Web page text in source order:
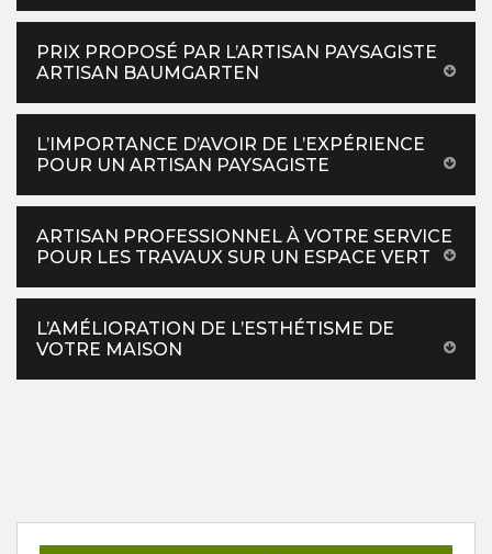
PRIX PROPOSÉ PAR L’ARTISAN PAYSAGISTE
ARTISAN BAUMGARTEN
L’IMPORTANCE D’AVOIR DE L’EXPÉRIENCE
POUR UN ARTISAN PAYSAGISTE
ARTISAN PROFESSIONNEL À VOTRE SERVICE
POUR LES TRAVAUX SUR UN ESPACE VERT
L’AMÉLIORATION DE L’ESTHÉTISME DE
VOTRE MAISON